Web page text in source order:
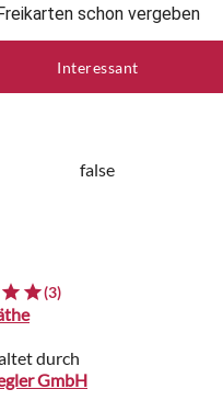
Freikarten schon vergeben
Interessant
false
(3)
durch
GmbH